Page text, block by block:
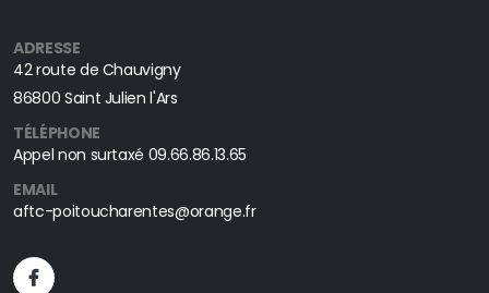
ADRESSE
42 route de Chauvigny
86800 Saint Julien l'Ars
TÉLÉPHONE
Appel non surtaxé 09.66.86.13.65
EMAIL
aftc-poitoucharentes@orange.fr